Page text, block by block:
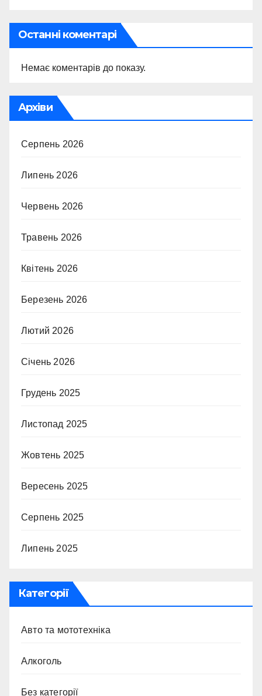
Останні коментарі
Немає коментарів до показу.
Архіви
Серпень 2026
Липень 2026
Червень 2026
Травень 2026
Квітень 2026
Березень 2026
Лютий 2026
Січень 2026
Грудень 2025
Листопад 2025
Жовтень 2025
Вересень 2025
Серпень 2025
Липень 2025
Категорії
Авто та мототехніка
Алкоголь
Без категорії